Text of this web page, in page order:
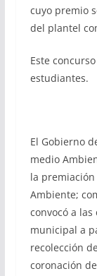
cuyo premio
del plantel
Este
estudiantes.
El Gobierno
medio
la
Ambiente;
convocó a
municipal a
recolección
coronación